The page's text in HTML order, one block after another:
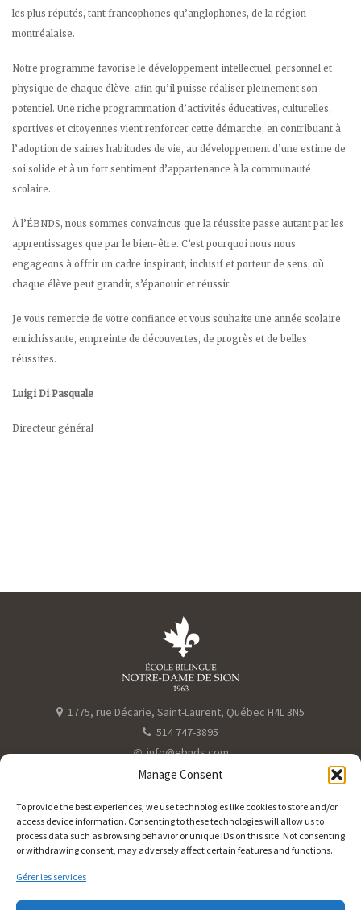
Manage Consent
To provide the best experiences, we use technologies like cookies to store and/or
access device information. Consenting to these technologies will allow us to
process data such as browsing behavior or unique IDs on this site. Not consenting
or withdrawing consent, may adversely affect certain features and functions.
Gérer les services
les plus réputés, tant francophones qu’anglophones, de la région
montréalaise.
Notre programme favorise le développement intellectuel, personnel et
physique de chaque élève, afin qu’il puisse réaliser pleinement son
potentiel. Une riche programmation d’activités éducatives, culturelles,
sportives et citoyennes vient renforcer cette démarche, en contribuant à
l’adoption de saines habitudes de vie, au développement d’une estime de
soi solide et à un fort sentiment d’appartenance à la communauté
scolaire.
À l’ÉBNDS, nous sommes convaincus que la réussite passe autant par les
apprentissages que par le bien-être. C’est pourquoi nous nous
engageons à offrir un cadre inspirant, inclusif et porteur de sens, où
chaque élève peut grandir, s’épanouir et réussir.
Je vous remercie de votre confiance et vous souhaite une année scolaire
enrichissante, empreinte de découvertes, de progrès et de belles
réussites.
Luigi Di Pasquale
Directeur général
1775, rue Décarie, Saint-Laurent, Québec H4L 3N5
514 747-3895
@info@ebnds.com